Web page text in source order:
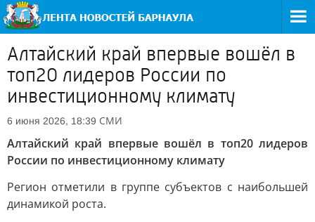
Алтайский край впервые вошёл в
топ20 лидеров России по
инвестиционному климату
6 июня 2026, 18:39 СМИ
Алтайский край впервые вошёл в топ20 лидеров
России по инвестиционному климату
Регион отметили в группе субъектов с наибольшей
динамикой роста.